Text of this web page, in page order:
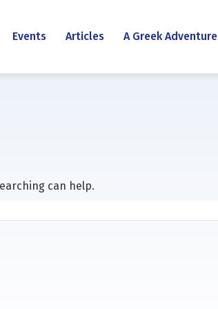
Events Articles A Greek Adventure
can help.